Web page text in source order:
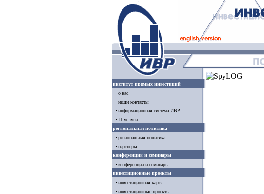
институт прямых инвестиций
о нас
наши контакты
информационная система ИВР
IT услуги
региональная политика
региональная политика
партнеры
конференции и семинары
конференции и семинары
инвестиционные проекты
инвестиционная карта
инвестиционные проекты